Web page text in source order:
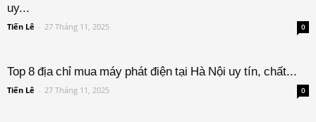
uy...
Tiến Lê - 27 Tháng 11, 2025 0
Top 8 địa chỉ mua máy phát điện tại Hà Nội uy tín, chất...
Tiến Lê - 27 Tháng 11, 2025 0